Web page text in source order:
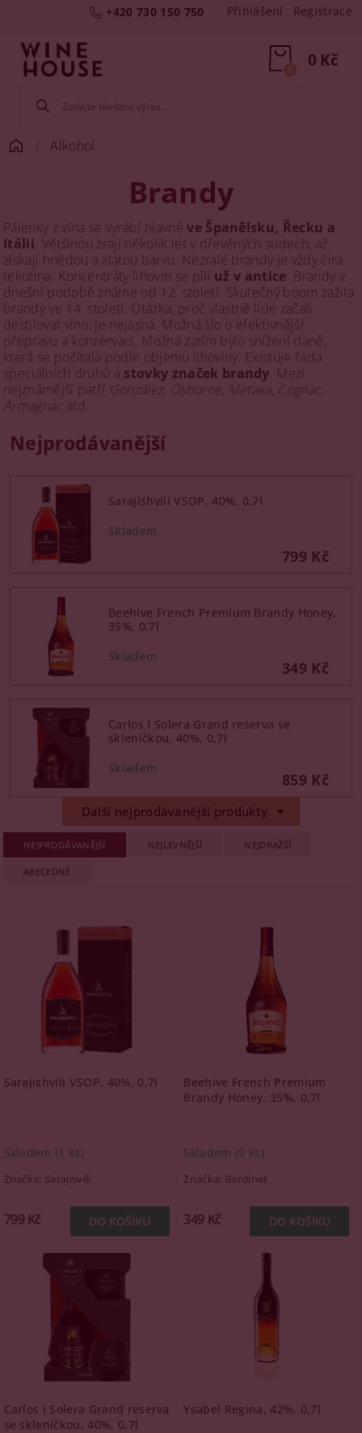
+420 730 150 750 Přihlášení Registrace
0 Kč
0
Alkohol
Brandy
Pálenky z vína se vyrábí hlavněve Španělsku, Řecku a
Itálii . Většinou zrají několik let v dřevěných sudech, až
získají hnědou a zlatou barvu. Nezralé brandy je vždy čirá
tekutina. Koncentráty lihovin se pili už v antice . Brandy v
dnešní podobě známe od 12. století. Skutečný boom zažila
brandy ve 14. století. Otázka, proč vlastně lidé začali
destilovat víno, je nejasná. Možná šlo o efektivnější
přepravu a konzervaci. Možná zatím bylo snížení daně,
která se počítala podle objemu lihoviny. Existuje řada
speciálních druhů a stovky značek brandy . Mezi
nejznámější patří González, Osborne, Metaxa, Cognac,
Armagnac atd.
Nejprodávanější
Sarajishvili VSOP, 40%, 0,7l
799 Kč
Beehive French Premium Brandy Honey,
35%, 0,7l
349 Kč
Carlos I Solera Grand reserva se
skleničkou, 40%, 0,7l
859 Kč
Další nejprodávanější produkty
NEJPRODÁVANĚJŠÍ NEJLEVNĚJŠÍ NEJDRAŽŠÍ
ABECEDNĚ
Sarajishvili VSOP, 40%, 0,7l
Skladem (1 ks)
Značka: Sarajisvili
799 Kč
Beehive French Premium
Brandy Honey, 35%, 0,7l
Skladem (9 ks)
Značka: Bardinet
349 Kč
Carlos I Solera Grand reserva
se skleničkou, 40%, 0,7l
Ysabel Regina, 42%, 0,7l